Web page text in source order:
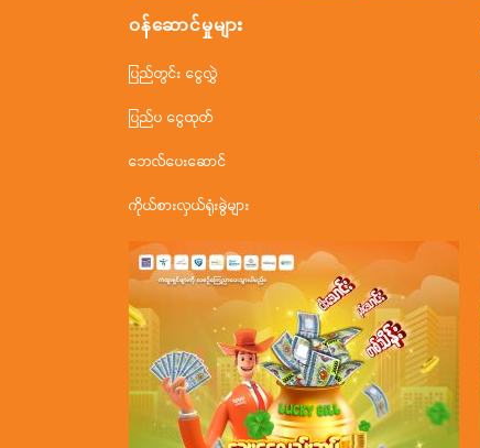
ဝန်ဆောင်မှုများ
ပြည်တွင်း ငွေလွှဲ
ပြည်ပ ငွေထုတ်
ဘေလ်ပေးဆောင်
ကိုယ်စားလှယ်ရုံးခွဲများ